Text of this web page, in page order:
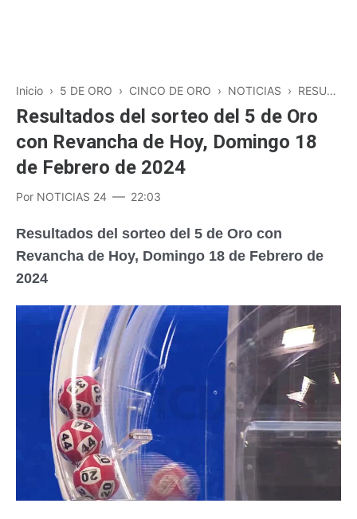
Inicio › 5 DE ORO › CINCO DE ORO › NOTICIAS › RESULTADOS
Resultados del sorteo del 5 de Oro
con Revancha de Hoy, Domingo 18
de Febrero de 2024
Por NOTICIAS 24 22:03
Resultados del sorteo del 5 de Oro con
Revancha de Hoy, Domingo 18 de Febrero de
2024